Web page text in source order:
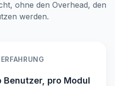
ohne den Overhead, den
werden.
pro Modul